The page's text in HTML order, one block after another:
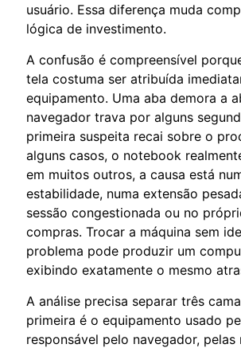
usuário. Essa diferença muda
lógica de investimento.
A confusão é compreensível
tela costuma ser atribuída
equipamento. Uma aba demora a
navegador trava por alguns
primeira suspeita recai sobre o
alguns casos, o notebook
em muitos outros, a causa está
estabilidade, numa extensão
sessão congestionada ou no
compras. Trocar a máquina sem
problema pode produzir um
exibindo exatamente o mesmo
A análise precisa separar três
primeira é o equipamento usado
responsável pelo navegador,